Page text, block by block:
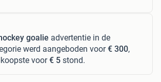
goalie advertentie in de
werd aangeboden voor€ 300,
voor€ 5 stond.